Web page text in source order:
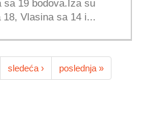
sa 19 bodova.Iza su
Vlasina sa 14 i...
sledeća › poslednja »